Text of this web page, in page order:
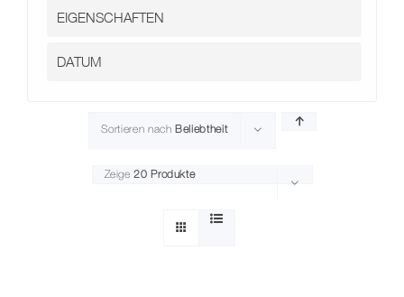
Sortieren nach Beliebtheit
Zeige20 Produkte